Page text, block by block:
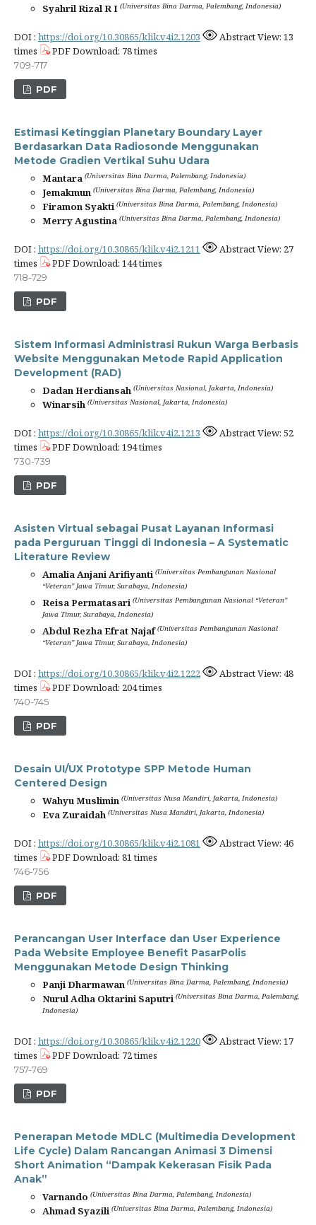
Syahril Rizal R I (Universitas Bina Darma, Palembang, Indonesia)
DOI : https://doi.org/10.30865/klik.v4i2.1203
Abstract View: 13
times
PDF Download: 78 times
709-717
PDF
Estimasi Ketinggian Planetary Boundary Layer
Berdasarkan Data Radiosonde Menggunakan
Metode Gradien Vertikal Suhu Udara
Mantara (Universitas Bina Darma, Palembang, Indonesia)
Jemakmun (Universitas Bina Darma, Palembang, Indonesia)
Firamon Syakti (Universitas Bina Darma, Palembang, Indonesia)
Merry Agustina (Universitas Bina Darma, Palembang, Indonesia)
DOI : https://doi.org/10.30865/klik.v4i2.1211
Abstract View: 27
times
PDF Download: 144 times
718-729
PDF
Sistem Informasi Administrasi Rukun Warga Berbasis
Website Menggunakan Metode Rapid Application
Development (RAD)
Dadan Herdiansah (Universitas Nasional, Jakarta, Indonesia)
Winarsih (Universitas Nasional, Jakarta, Indonesia)
DOI : https://doi.org/10.30865/klik.v4i2.1213
Abstract View: 52
times
PDF Download: 194 times
730-739
PDF
Asisten Virtual sebagai Pusat Layanan Informasi
pada Perguruan Tinggi di Indonesia – A Systematic
Literature Review
Amalia Anjani Arifiyanti (Universitas Pembangunan Nasional
“Veteran” Jawa Timur, Surabaya, Indonesia)
Reisa Permatasari (Universitas Pembangunan Nasional “Veteran”
Jawa Timur, Surabaya, Indonesia)
Abdul Rezha Efrat Najaf (Universitas Pembangunan Nasional
“Veteran” Jawa Timur, Surabaya, Indonesia)
DOI : https://doi.org/10.30865/klik.v4i2.1222
Abstract View: 48
times
PDF Download: 204 times
740-745
PDF
Desain UI/UX Prototype SPP Metode Human
Centered Design
Wahyu Muslimin (Universitas Nusa Mandiri, Jakarta, Indonesia)
Eva Zuraidah (Universitas Nusa Mandiri, Jakarta, Indonesia)
DOI : https://doi.org/10.30865/klik.v4i2.1081
Abstract View: 46
times
PDF Download: 81 times
746-756
PDF
Perancangan User Interface dan User Experience
Pada Website Employee Benefit PasarPolis
Menggunakan Metode Design Thinking
Panji Dharmawan (Universitas Bina Darma, Palembang, Indonesia)
Nurul Adha Oktarini Saputri (Universitas Bina Darma, Palembang,
Indonesia)
DOI : https://doi.org/10.30865/klik.v4i2.1220
Abstract View: 17
times
PDF Download: 72 times
757-769
PDF
Penerapan Metode MDLC (Multimedia Development
Life Cycle) Dalam Rancangan Animasi 3 Dimensi
Short Animation “Dampak Kekerasan Fisik Pada
Anak”
Varnando (Universitas Bina Darma, Palembang, Indonesia)
Ahmad Syazili (Universitas Bina Darma, Palembang, Indonesia)